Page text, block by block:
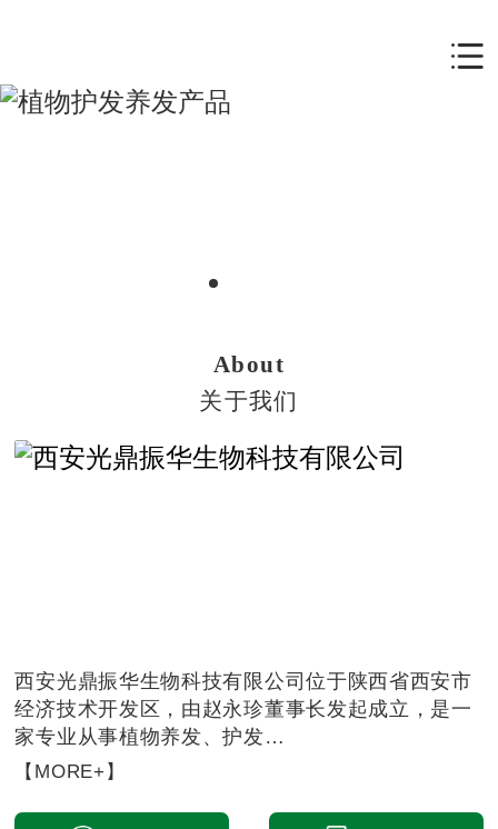
About
关于我们
西安光鼎振华生物科技有限公司位于陕西省西安市
经济技术开发区，由赵永珍董事长发起成立，是一
家专业从事植物养发、护发…
【MORE+】